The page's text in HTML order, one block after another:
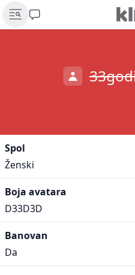
Spol
Ženski
Boja avatara
D33D3D
Banovan
Da